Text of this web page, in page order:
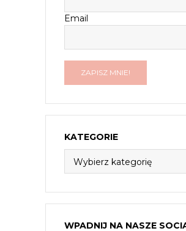
Email
KATEGORIE
WPADNIJ NA NASZE